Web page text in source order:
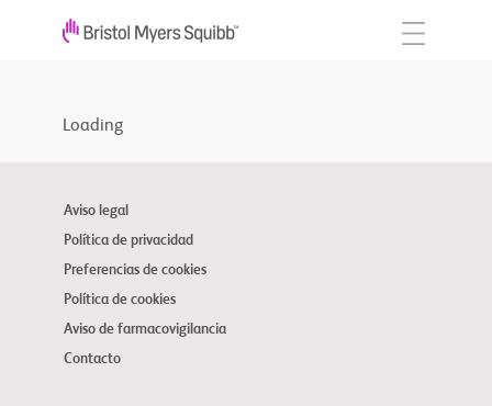
Loading
Aviso legal
Política de privacidad
Preferencias de cookies
Política de cookies
Aviso de farmacovigilancia
Contacto